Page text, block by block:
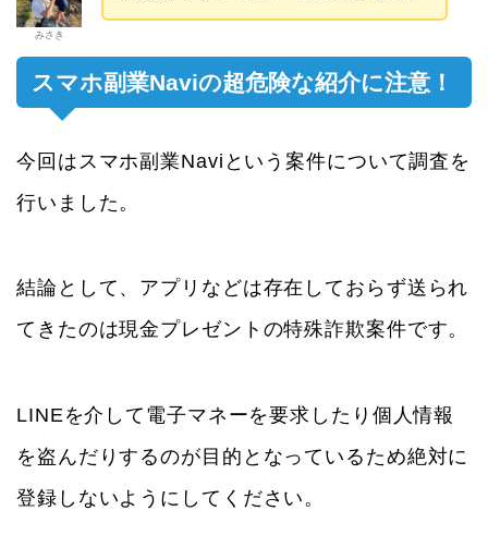
みさき
スマホ副業Naviの超危険な紹介に注意！
今回はスマホ副業Naviという案件について調査を
行いました。
結論として、アプリなどは存在しておらず送られ
てきたのは現金プレゼントの特殊詐欺案件です。
LINEを介して電子マネーを要求したり個人情報
を盗んだりするのが目的となっているため絶対に
登録しないようにしてください。